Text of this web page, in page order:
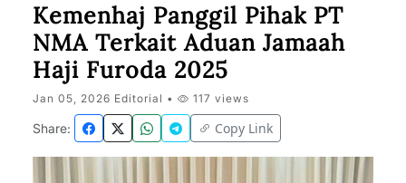
Kemenhaj Panggil Pihak PT
NMA Terkait Aduan Jamaah
Haji Furoda 2025
Jan 05, 2026 Editorial • 117 views
Share: Copy Link